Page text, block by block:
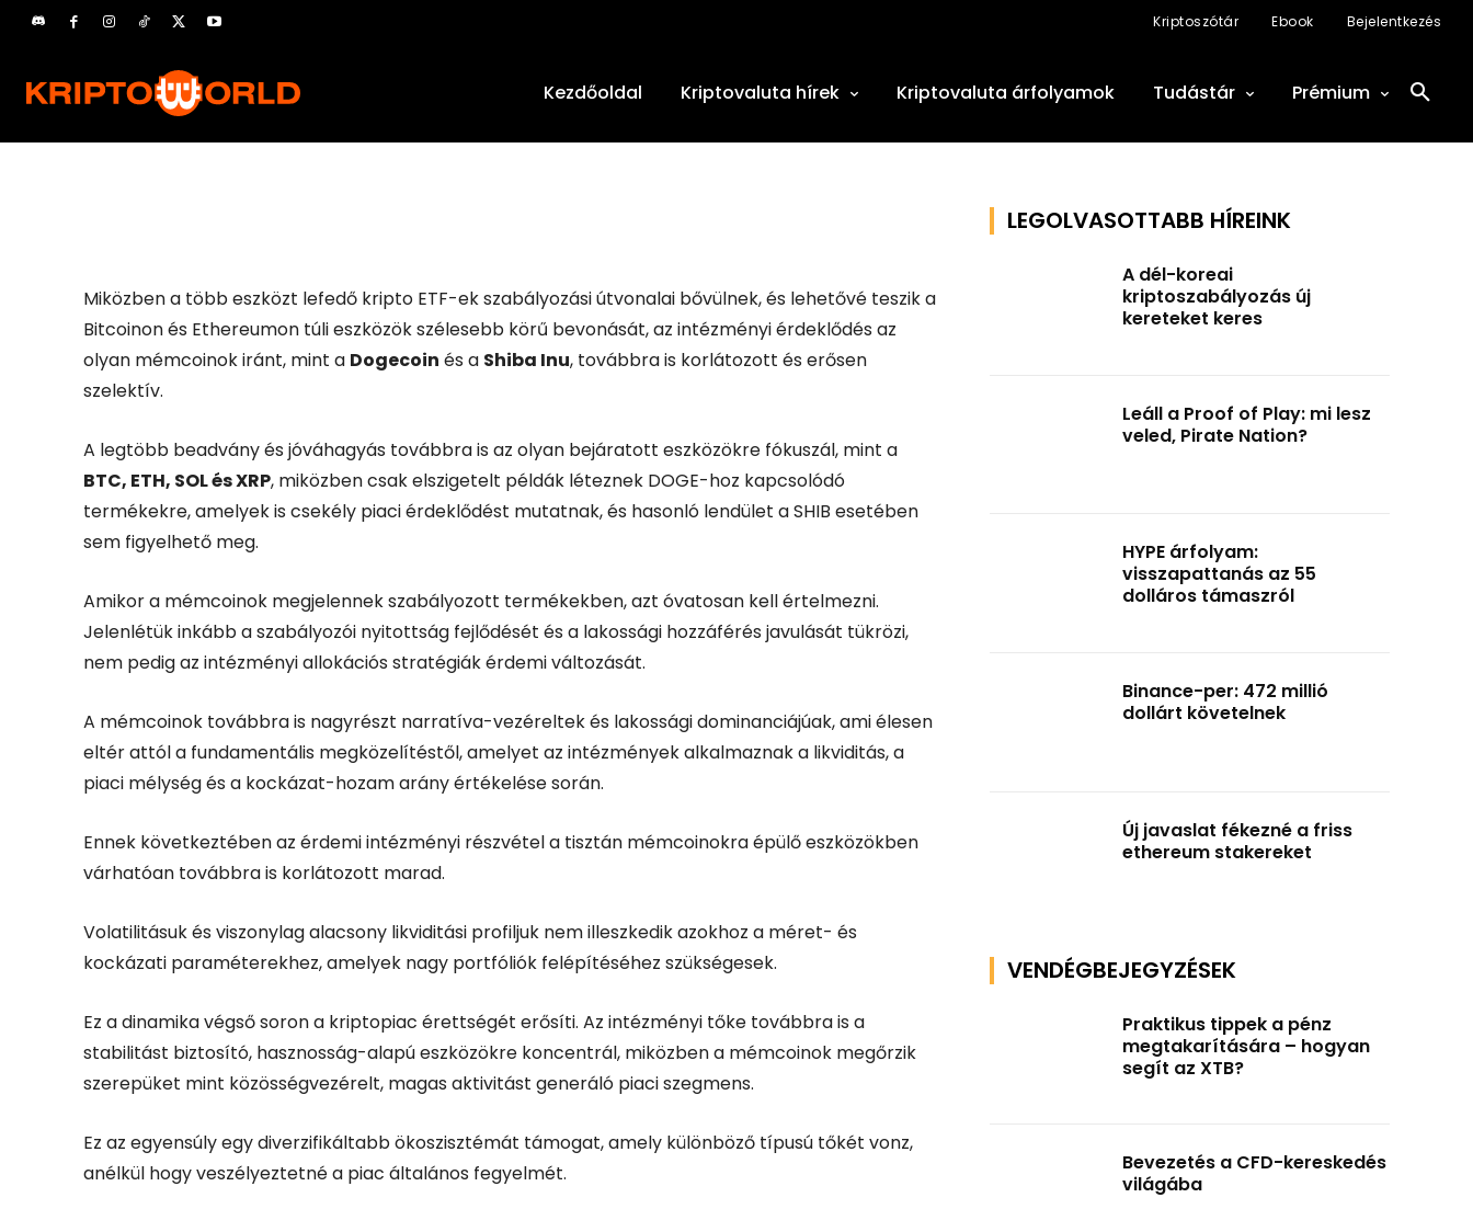
Kriptoszótár Ebook Bejelentkezés
Kezdőoldal Kriptovaluta hírek Kriptovaluta árfolyamok Tudástár Prémium
Mészáros András
2026.03.17.
185
Miközben a több eszközt lefedő kripto ETF-ek szabályozási útvonalai bővülnek, és lehetővé teszik a
Bitcoinon és Ethereumon túli eszközök szélesebb körű bevonását, az intézményi érdeklődés az
olyan mémcoinok iránt, mint a Dogecoin és a Shiba Inu, továbbra is korlátozott és erősen
szelektív.
A legtöbb beadvány és jóváhagyás továbbra is az olyan bejáratott eszközökre fókuszál, mint a
BTC, ETH, SOL és XRP, miközben csak elszigetelt példák léteznek DOGE-hoz kapcsolódó
termékekre, amelyek is csekély piaci érdeklődést mutatnak, és hasonló lendület a SHIB esetében
sem figyelhető meg.
Amikor a mémcoinok megjelennek szabályozott termékekben, azt óvatosan kell értelmezni.
Jelenlétük inkább a szabályozói nyitottság fejlődését és a lakossági hozzáférés javulását tükrözi,
nem pedig az intézményi allokációs stratégiák érdemi változását.
A mémcoinok továbbra is nagyrészt narratíva-vezéreltek és lakossági dominanciájúak, ami élesen
eltér attól a fundamentális megközelítéstől, amelyet az intézmények alkalmaznak a likviditás, a
piaci mélység és a kockázat-hozam arány értékelése során.
Ennek következtében az érdemi intézményi részvétel a tisztán mémcoinokra épülő eszközökben
várhatóan továbbra is korlátozott marad.
Volatilitásuk és viszonylag alacsony likviditási profiljuk nem illeszkedik azokhoz a méret- és
kockázati paraméterekhez, amelyek nagy portfóliók felépítéséhez szükségesek.
Ez a dinamika végső soron a kriptopiac érettségét erősíti. Az intézményi tőke továbbra is a
stabilitást biztosító, hasznosság-alapú eszközökre koncentrál, miközben a mémcoinok megőrzik
szerepüket mint közösségvezérelt, magas aktivitást generáló piaci szegmens.
Ez az egyensúly egy diverzifikáltabb ökoszisztémát támogat, amely különböző típusú tőkét vonz,
anélkül hogy veszélyeztetné a piac általános fegyelmét.
LEGOLVASOTTABB HÍREINK
A dél-koreai
kriptoszabályozás új
kereteket keres
Leáll a Proof of Play: mi lesz
veled, Pirate Nation?
HYPE árfolyam:
visszapattanás az 55
dolláros támaszról
Binance-per: 472 millió
dollárt követelnek
Új javaslat fékezné a friss
ethereum stakereket
VENDÉGBEJEGYZÉSEK
Praktikus tippek a pénz
megtakarítására – hogyan
segít az XTB?
Bevezetés a CFD-kereskedés
világába